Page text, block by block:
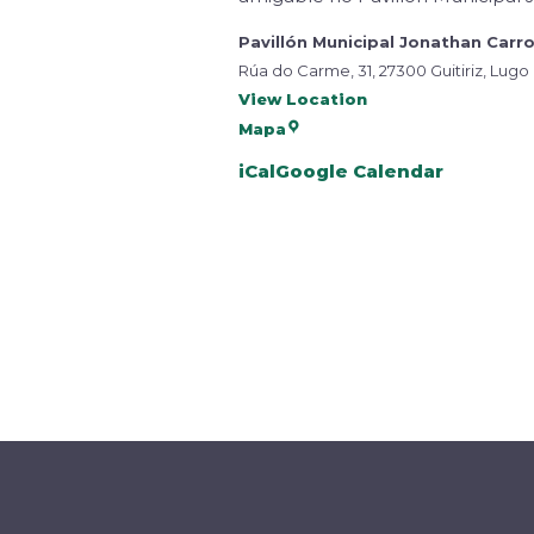
Pavillón Municipal Jonathan
Rúa do Carme, 31, 27300 Guitiriz, Lugo
View Location
Mapa
iCalGoogle Calendar